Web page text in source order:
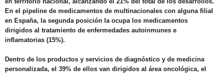
En el pipeline de medicamentos de multinacionales con alguna filial
en España, la segunda posición la ocupa los medicamentos
dirigidos al tratamiento de enfermedades autoinmunes e
inflamatorias (15%).
Dentro de los productos y servicios de diagnóstico y de medicina
personalizada, el 39% de ellos van dirigidos al área oncológica, el